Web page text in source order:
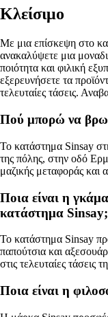
Κλείσιμο
Με μια επίσκεψη στο
ανακαλύψετε μια
ποιότητα και φιλική
εξερευνήσετε τα
τελευταίες τάσεις.
Πού μπορώ να βρω
Το κατάστημα Sinsay
της πόλης, στην οδό
μαζικής μεταφοράς και
Ποια είναι η
κατάστημα Sinsay;
Το κατάστημα Sinsay
παπούτσια και
στις τελευταίες τάσεις
Ποια είναι η